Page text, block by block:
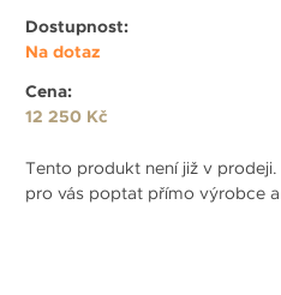
Dostupnost:
Na dotaz
Cena:
12 250 Kč
Tento produkt není již v
pro vás poptat přímo výrobce